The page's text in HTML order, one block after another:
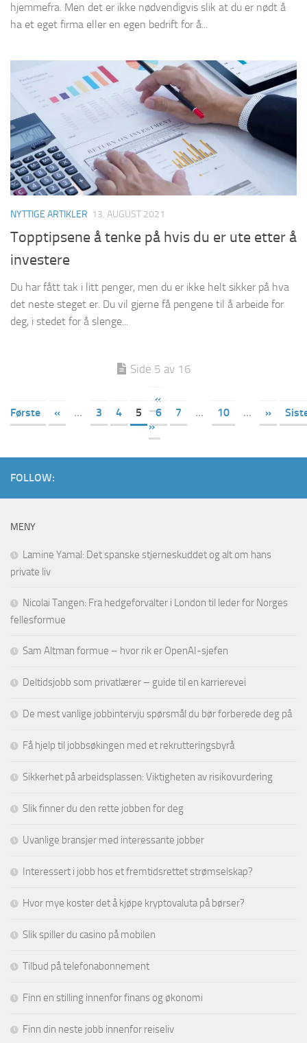
hjemmefra. Men det er ikke nødvendigvis slik at du er nødt å
ha et eget firma eller en egen bedrift for å...
NYTTIGE ARTIKLER 13. AUGUST 2021
Topptipsene å tenke på hvis du er ute etter å
investere
Du har fått tak i litt penger, men du er ikke helt sikker på hva
det neste steget er. Du vil gjerne få pengene til å arbeide for
deg, i stedet for å slenge...
Side 5 av 16
«
Første
« ... 3 4 5 6 7 ... 10 ... »
»
FOLLOW:
MENY
Lamine Yamal: Det spanske stjerneskuddet og alt om hans
private liv
Nicolai Tangen: Fra hedgeforvalter i London til leder for Norges
fellesformue
Sam Altman formue – hvor rik er OpenAI-sjefen
Deltidsjobb som privatlærer – guide til en karrierevei
De mest vanlige jobbintervju spørsmål du bør forberede deg på
Få hjelp til jobbsøkingen med et rekrutteringsbyrå
Sikkerhet på arbeidsplassen: Viktigheten av risikovurdering
Slik finner du den rette jobben for deg
Uvanlige bransjer med interessante jobber
Interessert i jobb hos et fremtidsrettet strømselskap?
Hvor mye koster det å kjøpe kryptovaluta på børser?
Slik spiller du casino på mobilen
Tilbud på telefonabonnement
Finn en stilling innenfor finans og økonomi
Finn din neste jobb innenfor reiseliv